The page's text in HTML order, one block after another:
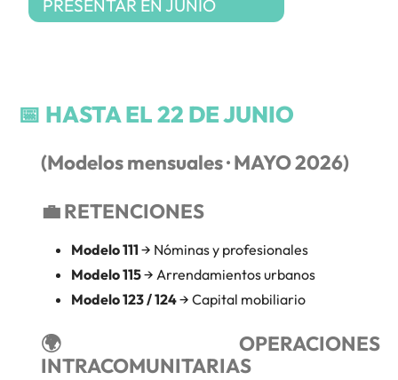
PRESENTAR EN JUNIO
📅 HASTA EL 22 DE JUNIO
(Modelos mensuales · MAYO 2026)
💼 RETENCIONES
Modelo 111 → Nóminas y profesionales
Modelo 115→ Arrendamientos urbanos
Modelo 123 / 124→ Capital mobiliario
🌍 OPERACIONES
INTRACOMUNITARIAS